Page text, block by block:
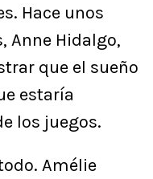
Hace unos
Anne Hidalgo,
que el sueño
estaría
los juegos.
Amélie